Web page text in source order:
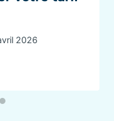
2026